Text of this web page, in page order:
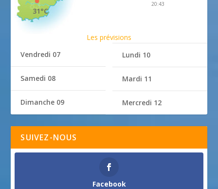
31°C
20:43
Les prévisions
Vendredi 07
Samedi 08
Dimanche 09
Lundi 10
Mardi 11
Mercredi 12
SUIVEZ-NOUS
Facebook